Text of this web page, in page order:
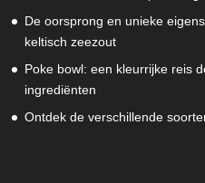
De oorsprong en unieke
keltisch zeezout
Poke bowl: een kleurrijke reis
ingrediënten
Ontdek de verschillende